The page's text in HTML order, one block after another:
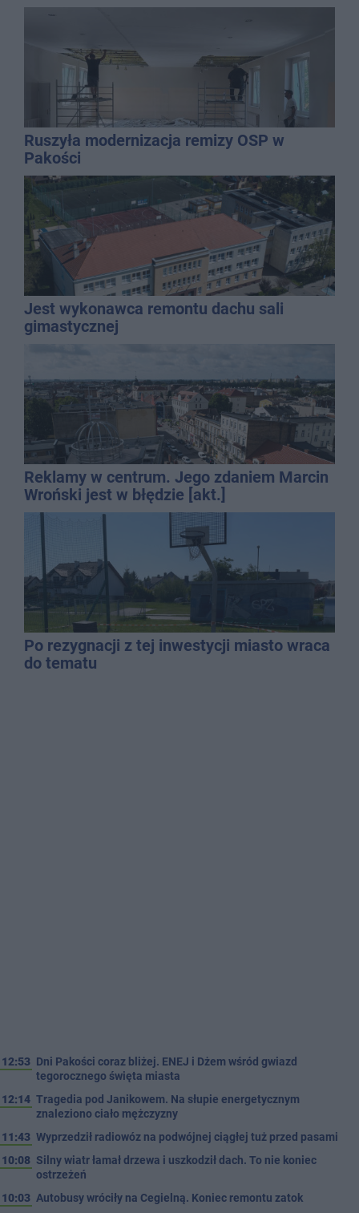
Ruszyła modernizacja remizy OSP w
Pakości
Jest wykonawca remontu dachu sali
gimastycznej
Reklamy w centrum. Jego zdaniem Marcin
Wroński jest w błędzie [akt.]
Po rezygnacji z tej inwestycji miasto wraca
do tematu
12:53 Dni Pakości coraz bliżej. ENEJ i Dżem wśród gwiazd
tegorocznego święta miasta
12:14 Tragedia pod Janikowem. Na słupie energetycznym
znaleziono ciało mężczyzny
11:43 Wyprzedził radiowóz na podwójnej ciągłej tuż przed pasami
10:08 Silny wiatr łamał drzewa i uszkodził dach. To nie koniec
ostrzeżeń
10:03 Autobusy wróciły na Cegielną. Koniec remontu zatok